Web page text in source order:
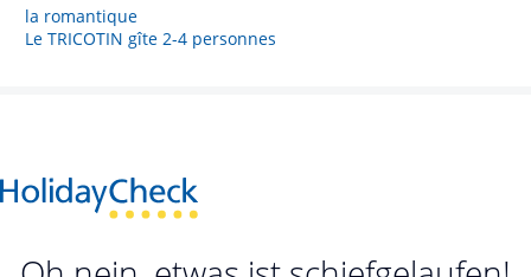
la romantique
Le TRICOTIN gîte 2-4 personnes